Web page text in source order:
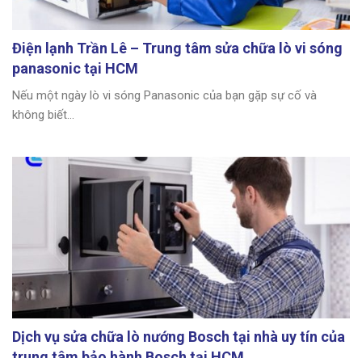
Điện lạnh Trần Lê – Trung tâm sửa chữa lò vi sóng
panasonic tại HCM
Nếu một ngày lò vi sóng Panasonic của bạn gặp sự cố và
không biết...
Dịch vụ sửa chữa lò nướng Bosch tại nhà uy tín của